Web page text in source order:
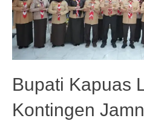
Bupati Kapuas
Kontingen